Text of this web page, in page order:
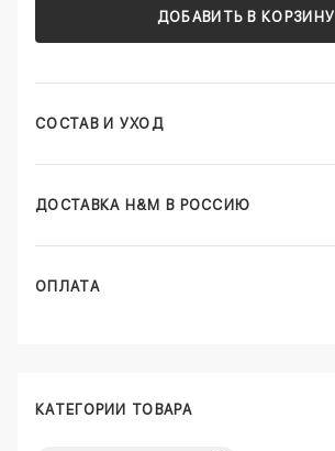
ДОБАВИТЬ В КОРЗИНУ
СОСТАВ И УХОД
ДОСТАВКА H&M В РОССИЮ
ОПЛАТА
КАТЕГОРИИ ТОВАРА